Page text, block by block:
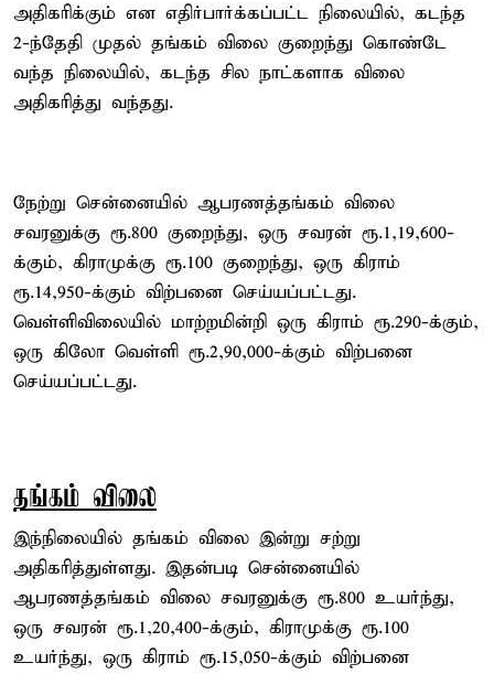
அதிகரிக்கும் என எதிர்பார்க்கப்பட்ட நிலையில், கடந்த
2-ந்தேதி முதல் தங்கம் விலை குறைந்து கொண்டே
வந்த நிலையில், கடந்த சில நாட்களாக விலை
அதிகரித்து வந்தது.
நேற்று சென்னையில் ஆபரணத்தங்கம் விலை
சவரனுக்கு ரூ.800 குறைந்து, ஒரு சவரன் ரூ.1,19,600-
க்கும், கிராமுக்கு ரூ.100 குறைந்து, ஒரு கிராம்
ரூ.14,950-க்கும் விற்பனை செய்யப்பட்டது.
வெள்ளிவிலையில் மாற்றமின்றி ஒரு கிராம் ரூ.290-க்கும்,
ஒரு கிலோ வெள்ளி ரூ.2,90,000-க்கும் விற்பனை
செய்யப்பட்டது.
தங்கம் விலை
இந்நிலையில் தங்கம் விலை இன்று சற்று
அதிகரித்துள்ளது. இதன்படி சென்னையில்
ஆபரணத்தங்கம் விலை சவரனுக்கு ரூ.800 உயர்ந்து,
ஒரு சவரன் ரூ.1,20,400-க்கும், கிராமுக்கு ரூ.100
உயர்ந்து, ஒரு கிராம் ரூ.15,050-க்கும் விற்பனை